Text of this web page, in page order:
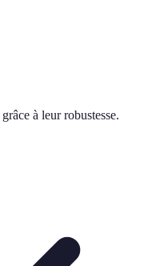
à leur robustesse.